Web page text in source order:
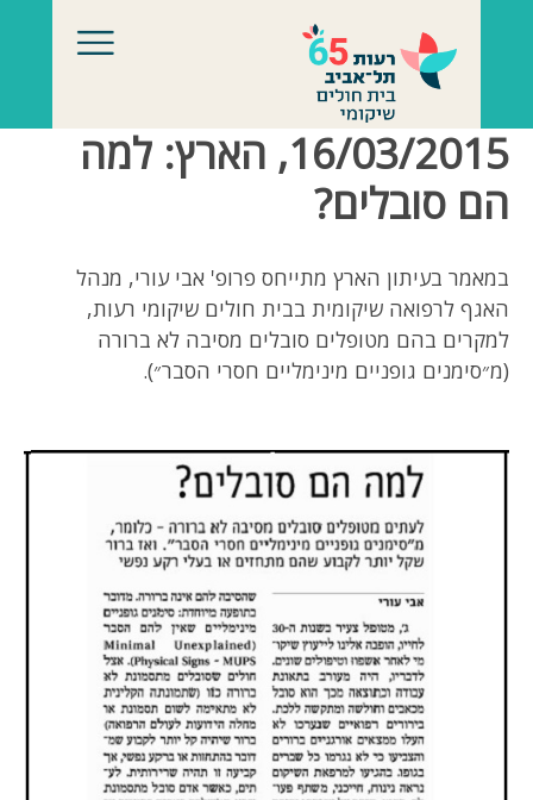
16/03/2015, הארץ: למה
הם סובלים?
במאמר בעיתון הארץ מתייחס פרופ' אבי עורי, מנהל
האגף לרפואה שיקומית בבית חולים שיקומי רעות,
למקרים בהם מטופלים סובלים מסיבה לא ברורה
(מ״סימנים גופניים מינימליים חסרי הסבר״).